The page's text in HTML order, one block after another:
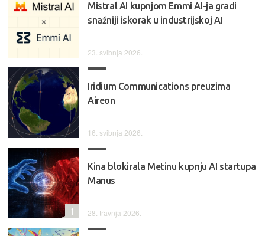
Mistral AI kupnjom Emmi AI-ja gradi
snažniji iskorak u industrijskoj AI
23. svibnja 2026.
Iridium Communications preuzima
Aireon
16. svibnja 2026.
Kina blokirala Metinu kupnju AI startupa
Manus
28. travnja 2026.
1